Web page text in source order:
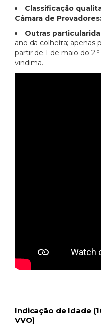
Classificação
Câmara de Provadores:
Outras
ano da colheita; apenas
partir de 1 de maio do
vindima.
Indicação de Idade
VVO)